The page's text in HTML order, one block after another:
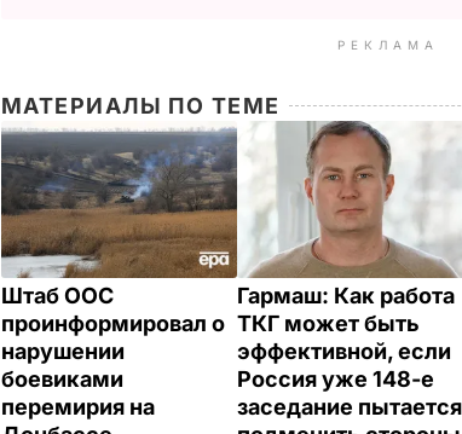
РЕКЛАМА
МАТЕРИАЛЫ ПО ТЕМЕ
Штаб ООС
проинформировал о
нарушении
боевиками
перемирия на
Гармаш: Как работа
ТКГ может быть
эффективной, если
Россия уже 148-е
заседание пытается